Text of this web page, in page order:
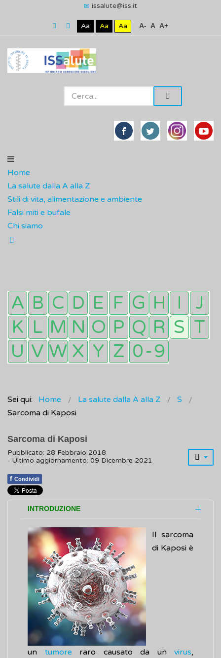
issalute@iss.it
Aa Aa Aa A- A A+
Home
La salute dalla A alla Z
Stili di vita, alimentazione e ambiente
Falsi miti e bufale
Chi siamo
Sei qui: Home La salute dalla A alla Z
S
Sarcoma di Kaposi
Sarcoma di Kaposi
Pubblicato: 28 Febbraio 2018
- Ultimo aggiornamento: 09 Dicembre 2021
f Condividi
INTRODUZIONE
Il sarcoma
di Kaposi è
un tumore raro causato da un virus,